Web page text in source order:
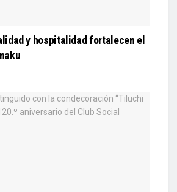
y hospitalidad fortalecen el